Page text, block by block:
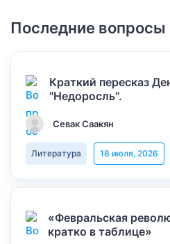
Последние вопросы
Краткий пересказ
"Недоросль".
Севак Саакян
Литература 18 июля, 2026
«Февральская
кратко в таблице»